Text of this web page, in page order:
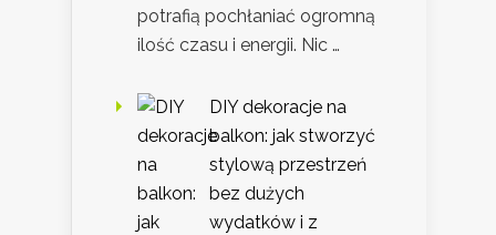
potrafią pochłaniać ogromną
ilość czasu i energii. Nic …
DIY dekoracje na
balkon: jak stworzyć
stylową przestrzeń
bez dużych
wydatków i z